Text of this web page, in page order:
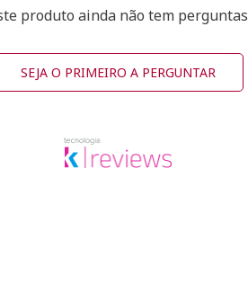
produto ainda não tem perguntas
SEJA O PRIMEIRO A PERGUNTAR